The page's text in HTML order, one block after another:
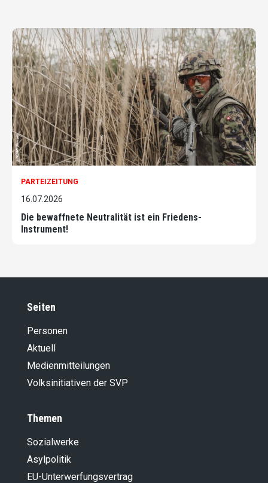
PARTEIZEITUNG
16.07.2026
Die bewaffnete Neutralität ist ein Friedens-
Instrument!
Seiten
Personen
Aktuell
Medienmitteilungen
Volksinitiativen der SVP
Themen
Sozialwerke
Asylpolitik
EU-Unterwerfungsvertrag